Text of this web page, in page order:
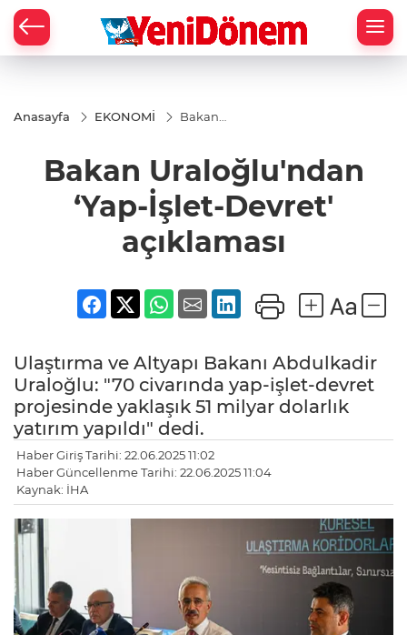
Anasayfa EKONOMİ
Bakan
Devret'
açıklaması
Bakan Uraloğlu'ndan
‘Yap-İşlet-Devret'
açıklaması
Ulaştırma ve Altyapı Bakanı Abdulkadir
Uraloğlu: "70 civarında yap-işlet-devret
projesinde yaklaşık 51 milyar dolarlık
yatırım yapıldı" dedi.
Haber Giriş Tarihi: 22.06.2025 11:02
Haber Güncellenme Tarihi: 22.06.2025 11:04
Kaynak: İHA